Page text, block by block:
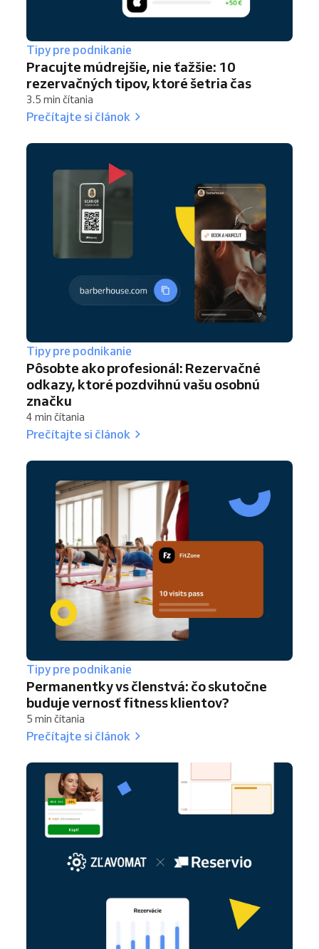
Tipy pre podnikanie
Pracujte múdrejšie, nie ťažšie: 10
rezervačných tipov, ktoré šetria čas
3.5 min čítania
Prečítajte si článok
Tipy pre podnikanie
Pôsobte ako profesionál: Rezervačné
odkazy, ktoré pozdvihnú vašu osobnú
značku
4 min čítania
Prečítajte si článok
Tipy pre podnikanie
Permanentky vs členstvá: čo skutočne
buduje vernosť fitness klientov?
5 min čítania
Prečítajte si článok